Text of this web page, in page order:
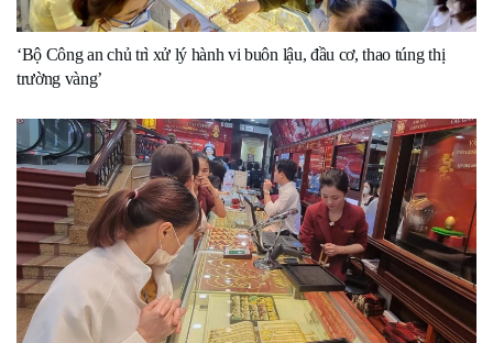
‘Bộ Công an chủ trì xử lý hành vi buôn lậu, đầu cơ, thao túng thị
trường vàng’